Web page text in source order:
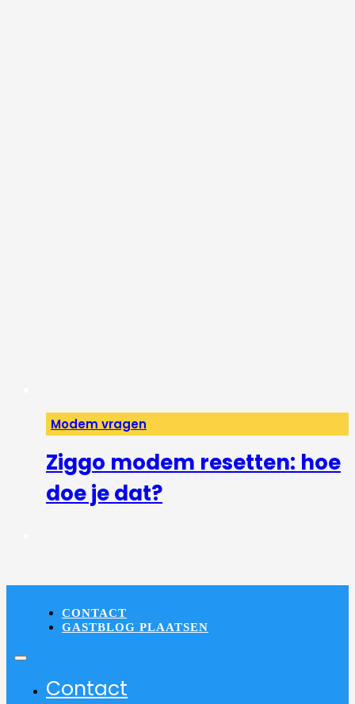
Modem vragen
Ziggo modem resetten: hoe
doe je dat?
CONTACT
GASTBLOG PLAATSEN
Contact